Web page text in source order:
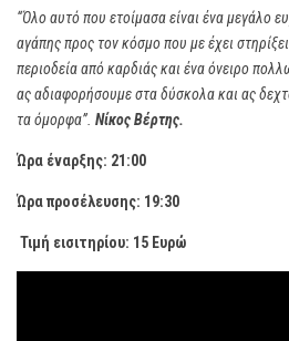
“Όλο αυτό που ετοίμασα είναι ένα μεγάλο
αγάπης προς τον κόσμο που με έχει
περιοδεία από καρδιάς και ένα όνειρο
ας αδιαφορήσουμε στα δύσκολα και ας
τα όμορφα”. Νίκος Βέρτης.
Ώρα έναρξης: 21:00
Ώρα προσέλευσης: 19:30
Τιμή εισιτηρίου: 15 Ευρώ